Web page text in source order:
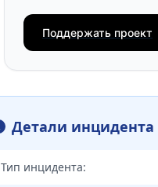
Поддержать проект
Детали инцидента
Тип инцидента: